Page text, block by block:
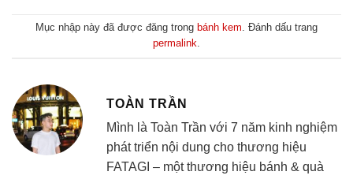
Mục nhập này đã được đăng trong bánh kem. Đánh dấu trang
permalink.
TOÀN TRẦN
Mình là Toàn Trần với 7 năm kinh nghiệm
phát triển nội dung cho thương hiệu
FATAGI – một thương hiệu bánh & quà